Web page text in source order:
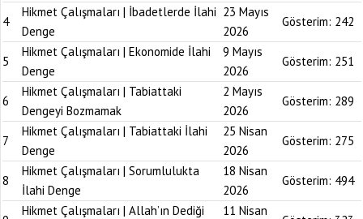
4
Hikmet Çalışmaları | İbadetlerde İlahi
Denge
23 Mayıs
2026
Gösterim: 242
5
Hikmet Çalışmaları | Ekonomide İlahi
Denge
9 Mayıs
2026
Gösterim: 251
6
Hikmet Çalışmaları | Tabiattaki
Dengeyi Bozmamak
2 Mayıs
2026
Gösterim: 289
7
Hikmet Çalışmaları | Tabiattaki İlahi
Denge
25 Nisan
2026
Gösterim: 275
8
Hikmet Çalışmaları | Sorumlulukta
İlahi Denge
18 Nisan
2026
Gösterim: 494
Hikmet Çalışmaları | Allah’ın Dediği
11 Nisan